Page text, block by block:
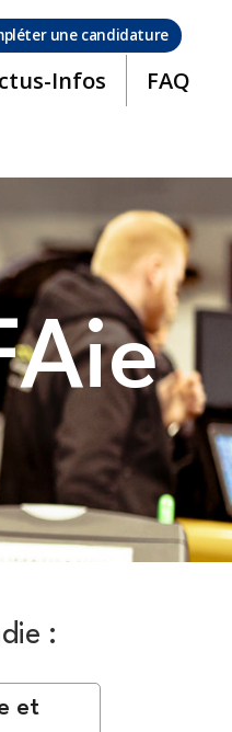
une candidature
Infos FAQ
:
et